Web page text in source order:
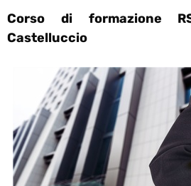
Corso di formazione
Castelluccio